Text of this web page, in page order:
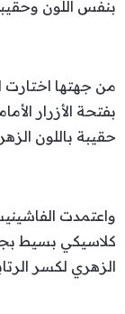
بنفس اللون
بفتحة الأزرار
حقيبة باللون
واعتمدت
كلاسيكي بسيط
الزهري لكسر